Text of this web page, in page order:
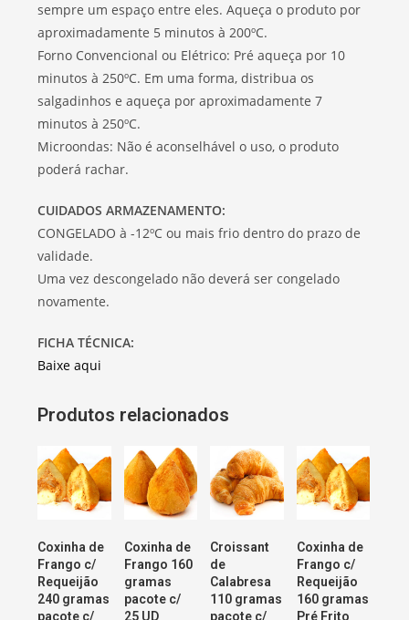
sempre um espaço entre eles. Aqueça o produto por
aproximadamente 5 minutos à 200ºC.
Forno Convencional ou Elétrico: Pré aqueça por 10
minutos à 250ºC. Em uma forma, distribua os
salgadinhos e aqueça por aproximadamente 7
minutos à 250ºC.
Microondas: Não é aconselhável o uso, o produto
poderá rachar.
CUIDADOS ARMAZENAMENTO:
CONGELADO à -12ºC ou mais frio dentro do prazo de
validade.
Uma vez descongelado não deverá ser congelado
novamente.
FICHA TÉCNICA:
Baixe aqui
Produtos relacionados
Coxinha de
Frango c/
Requeijão
240 gramas
pacote c/
Coxinha de
Frango 160
gramas
pacote c/
25 UD
Croissant
de
Calabresa
110 gramas
pacote c/
Coxinha de
Frango c/
Requeijão
160 gramas
Pré Frito